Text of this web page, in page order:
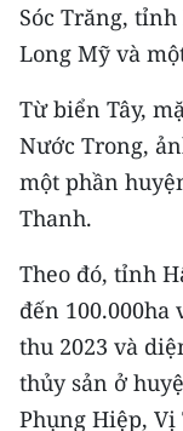
Bắc Trung Bộ
Duyên hải
Nguyên
Đông Nam Bộ
Đồng bằng
Chuyên trang
Chuyên trang
CHUYÊN ĐỀ
Sóc Trăng,
Long Mỹ và
Từ biển Tây,
Nước Trong,
một phần
Thanh.
Theo đó, tỉnh
đến 100.000ha
thu 2023 và
thủy sản ở
Phụng Hiệp,